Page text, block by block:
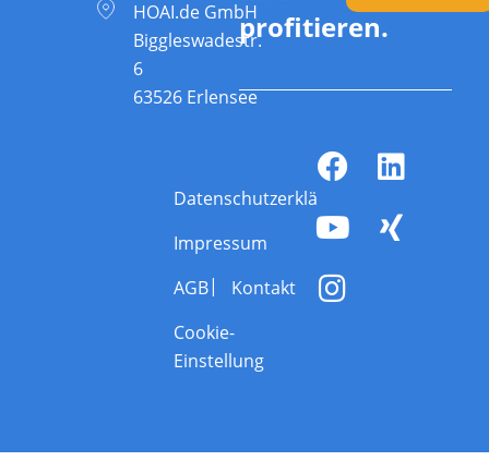
HOAI.de GmbH
Biggleswadestr.
6
63526 Erlensee
profitieren.
Datenschutzerklärung
Impressum
AGB
Kontakt
Cookie-
Einstellung